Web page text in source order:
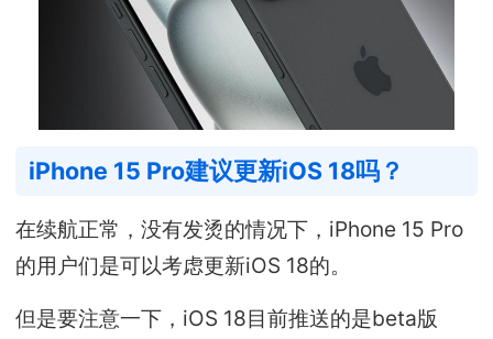
iPhone 15 Pro建议更新iOS 18吗？
在续航正常，没有发烫的情况下，iPhone 15 Pro
的用户们是可以考虑更新iOS 18的。
但是要注意一下，iOS 18目前推送的是beta版